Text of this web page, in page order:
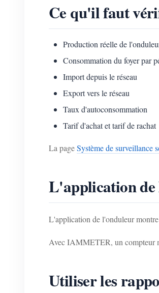
Ce qu'il faut
Production réelle de
Consommation du foyer par
Import depuis le réseau
Export vers le réseau
Taux d'autoconsommation
Tarif d'achat et tarif de rachat
La pageSystème de surveillance
L'application
L'application de l'onduleur
Avec IAMMETER, un compteur
Utiliser les